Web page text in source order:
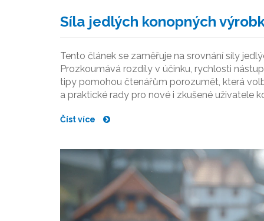
Síla jedlých konopných
Tento článek se zaměřuje na srovnání síly
Prozkoumává rozdíly v účinku, rychlosti
tipy pomohou čtenářům porozumět, která
a praktické rady pro nové i zkušené uživatele
Číst více